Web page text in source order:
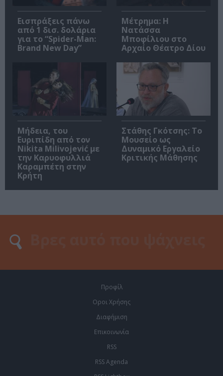
Εισπράξεις πάνω
από 1 δισ. δολάρια
για το “Spider-Man:
Brand New Day”
Μέτρημα: Η
Νατάσσα
Μποφίλιου στο
Αρχαίο Θέατρο Δίου
Μήδεια, του
Ευριπίδη από τον
Nikita Milivojević με
την Καρυοφυλλιά
Καραμπέτη στην
Κρήτη
Στάθης Γκότσης: Το
Μουσείο ως
Δυναμικό Εργαλείο
Κριτικής Μάθησης
Προφίλ
Οροι Χρήσης
Διαφήμιση
Επικοινωνία
RSS
RSS Agenda